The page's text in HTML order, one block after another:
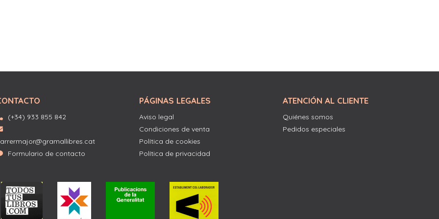
(+34) 933 855 842
Formulario de contacto
PÁGINAS LEGALES
Aviso legal
Condiciones de venta
Política de cookies
Política de privacidad
ATENCIÓN AL CLIENTE
Quiénes somos
Pedidos especiales